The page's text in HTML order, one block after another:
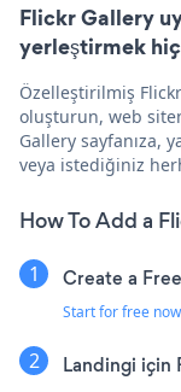
Flickr Gallery
yerleştirmek hiç
Özelleştirilmiş
oluşturun, web
Gallery sayfanıza,
veya istediğiniz
How To Add a
Create a
Start for free now
Landingi için